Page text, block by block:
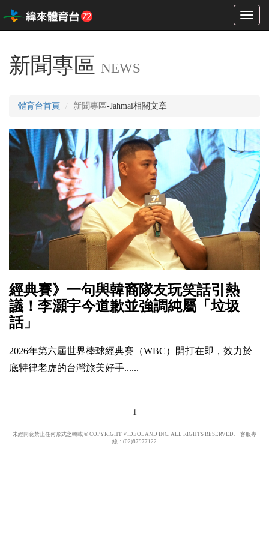
Toggle
新聞專區 NEWS
體育台首頁 新聞專區-Jahmai相關文章
經典賽》一句與韓裔隊友玩笑話引熱
議！李灝宇今道歉並強調純屬「垃圾
話」
2026年第六屆世界棒球經典賽（WBC）開打在即，效力於
底特律老虎的台灣旅美好手......
1
未經同意禁止任何形式之轉載 © COPYRIGHT VIDEOLAND INC. ALL RIGHTS RESERVED. 客服專
線：(02)87977122